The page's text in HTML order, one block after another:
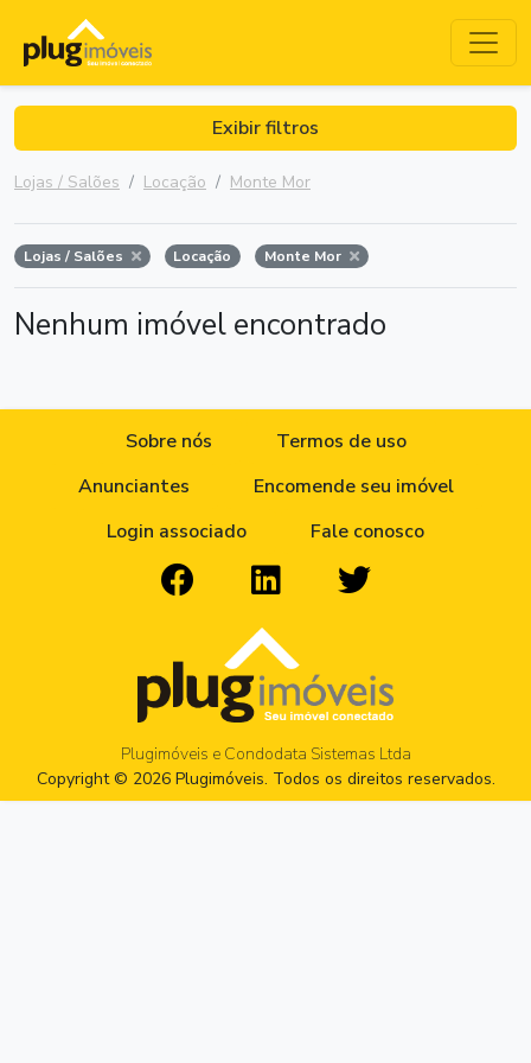
Exibir filtros
Lojas / Salões Locação Monte Mor
Lojas / Salões Locação Monte Mor
Nenhum imóvel encontrado
Sobre nós
Termos de uso
Anunciantes
Encomende seu imóvel
Login associado
Fale conosco
Plugimóveis e Condodata Sistemas Ltda
Copyright © 2026 Plugimóveis. Todos os direitos reservados.